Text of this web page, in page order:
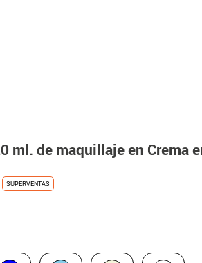
ml. de maquillaje en Crema
SUPERVENTAS